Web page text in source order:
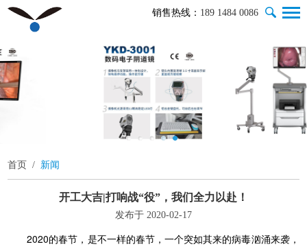
销售热线： 189 1484 0086
首页 / 新闻
开工大吉|打响战“役”，我们全力以赴！
发布于 2020-02-17
2020的春节，是不一样的春节，一个突如其来的病毒汹涌来袭，